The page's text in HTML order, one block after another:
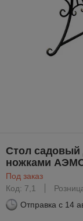
Стол
ножками
Под заказ
Код: 7,1
Отправка с 14